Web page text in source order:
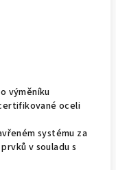
výměníku
oceli
systému za
v souladu s